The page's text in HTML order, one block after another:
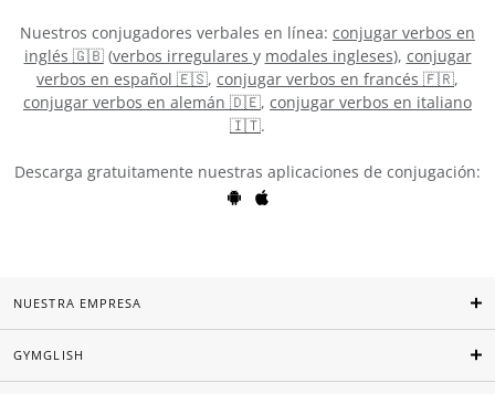
Nuestros conjugadores verbales en línea: conjugar verbos en
inglés 🇬🇧(verbos irregulares y modales ingleses), conjugar
verbos en español 🇪🇸, conjugar verbos en francés 🇫🇷,
conjugar verbos en alemán 🇩🇪, conjugar verbos en italiano
🇮🇹.
Descarga gratuitamente nuestras aplicaciones de conjugación:
NUESTRA EMPRESA
GYMGLISH